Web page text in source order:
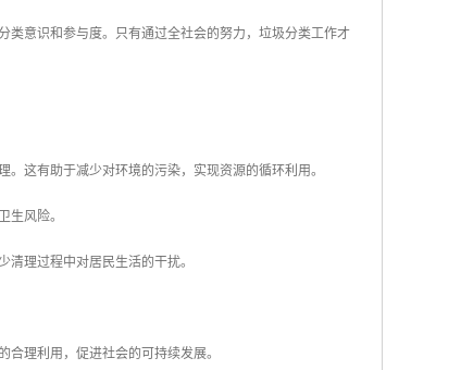
类意识和参与度。只有通过全社会的努力，垃圾分类工作才
这有助于减少对环境的污染，实现资源的循环利用。
生风险。
理过程中对居民生活的干扰。
理利用，促进社会的可持续发展。